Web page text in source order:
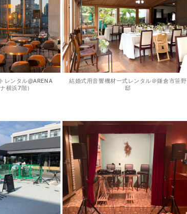
レンタル@ARENA
横浜7階）
結婚式用音響機材一式レンタル＠鎌倉市笹野
邸